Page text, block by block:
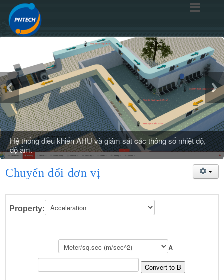
Hệ thống điều khiển AHU và giám sát các thông số nhiệt độ,
độ ẩm.
Chuyển đổi đơn vị
Property:
A